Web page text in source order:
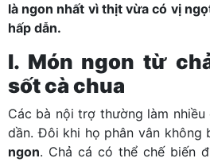
là ngon nhất vì thịt vừa có vị
hấp dẫn.
I. Món ngon từ
sốt cà chua
Các bà nội trợ thường làm nhiều
dần. Đôi khi họ phân vân không
ngon. Chả cá có thể chế biến